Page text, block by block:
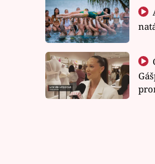
Gabriela